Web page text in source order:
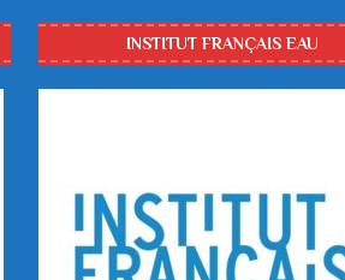
INSTITUT FRANÇAIS EAU